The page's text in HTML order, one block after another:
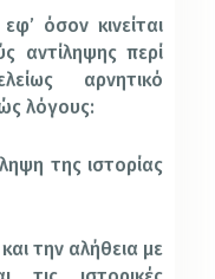
όσον κινείται
αντίληψης περί
αρνητικό
λόγους:
της ιστορίας
την αλήθεια με